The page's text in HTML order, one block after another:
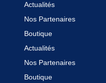
Actualités
Nos Partenaires
Boutique
Actualités
Nos Partenaires
Boutique